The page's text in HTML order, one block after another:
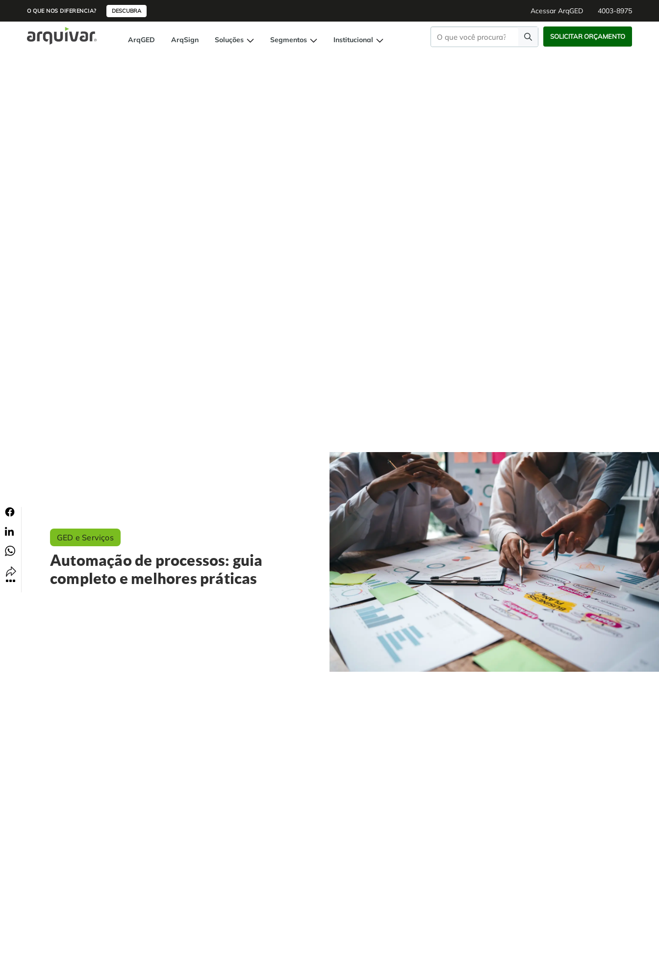
O QUE NOS DIFERENCIA? DESCUBRA Acessar ArqGED 4003-8975
ArqGED ArqSign Soluções Segmentos Institucional SOLICITAR ORÇAMENTO
GED e Serviços
Automação de processos: guia
completo e melhores práticas